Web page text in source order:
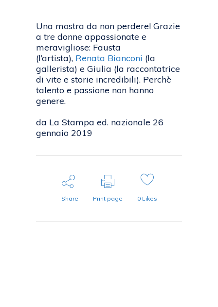
Una mostra da non perdere! Grazie
a tre donne appassionate e
meravigliose: Fausta
(l’artista), Renata Bianconi (la
gallerista) e Giulia (la raccontatrice
di vite e storie incredibili). Perchè
talento e passione non hanno
genere.
da La Stampa ed. nazionale 26
gennaio 2019
Share Print page 0Likes